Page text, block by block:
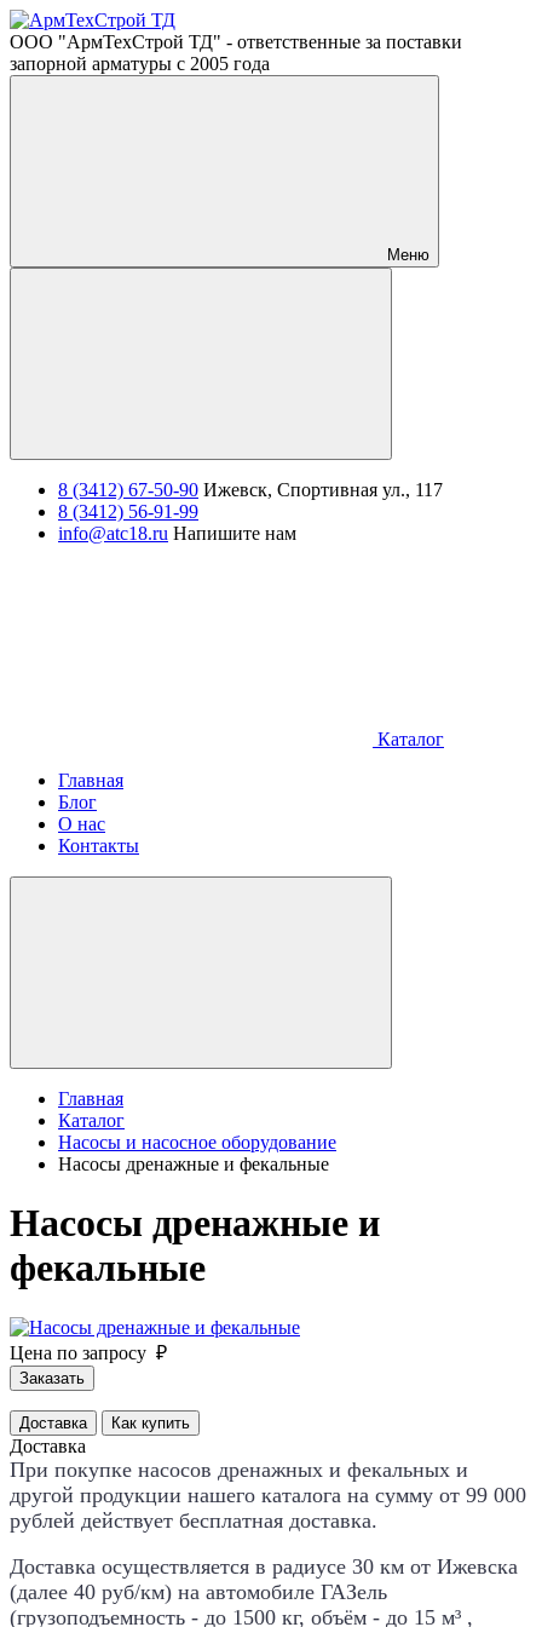
ООО "АрмТехСтрой ТД" - ответственные за поставки
запорной арматуры с 2005 года
Меню
8 (3412) 67-50-90 Ижевск, Спортивная ул., 117
8 (3412) 56-91-99
info@atc18.ru Напишите нам
Каталог
Главная
Блог
О нас
Контакты
Главная
Каталог
Насосы и насосное оборудование
Насосы дренажные и фекальные
Насосы дренажные и
фекальные
Цена по запросу ₽
Заказать
Доставка Как купить
Доставка
При покупке насосов дренажных и фекальных и
другой продукции нашего каталога на сумму от 99 000
рублей действует бесплатная доставка.
Доставка осуществляется в радиусе 30 км от Ижевска
(далее 40 руб/км) на автомобиле ГАЗель
(грузоподъемность - до 1500 кг, объём - до 15 м³ ,